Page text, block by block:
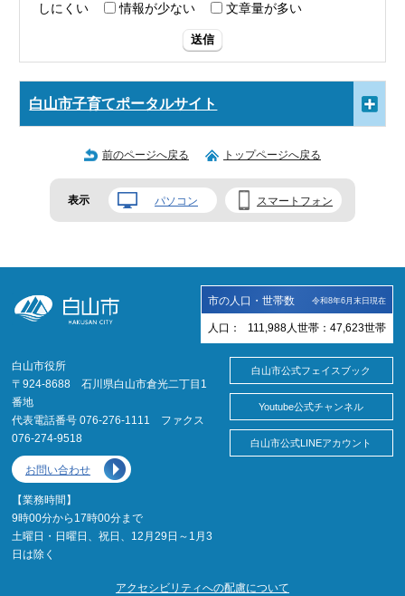
しにくい
情報が少ない 文章量が多い
送信
白山市子育てポータルサイト
前のページへ戻る トップページへ戻る
表示 パソコン スマートフォン
市の人口・世帯数 令和8年6月末日現在
人口： 111,988 人 世帯： 47,623世帯
白山市役所
〒924-8688 石川県白山市倉光二丁目1
番地
代表電話番号 076-276-1111 ファクス
076-274-9518
お問い合わせ
【業務時間】
9時00分から17時00分まで
土曜日・日曜日、祝日、12月29日～1月3
日は除く
白山市公式フェイスブック
Youtube公式チャンネル
白山市公式LINEアカウント
アクセシビリティへの配慮について